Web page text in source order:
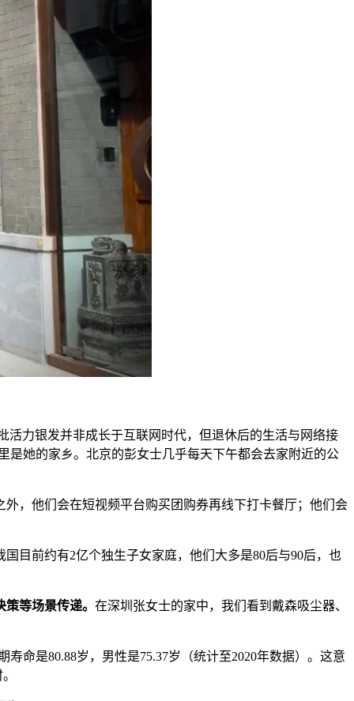
活力银发并非成长于互联网时代，但退休后的生活与网络接
是她的家乡。北京的彭女士几乎每天下午都会去家附近的公
，他们会在短视频平台购买团购券再线下打卡餐厅；他们会
目前约有2亿个独生子女家庭，他们大多是80后与90后，也
等场景传递。 在深圳张女士的家中，我们看到戴森吸尘器、
命是80.88岁，男性是75.37岁（统计至2020年数据）。这意